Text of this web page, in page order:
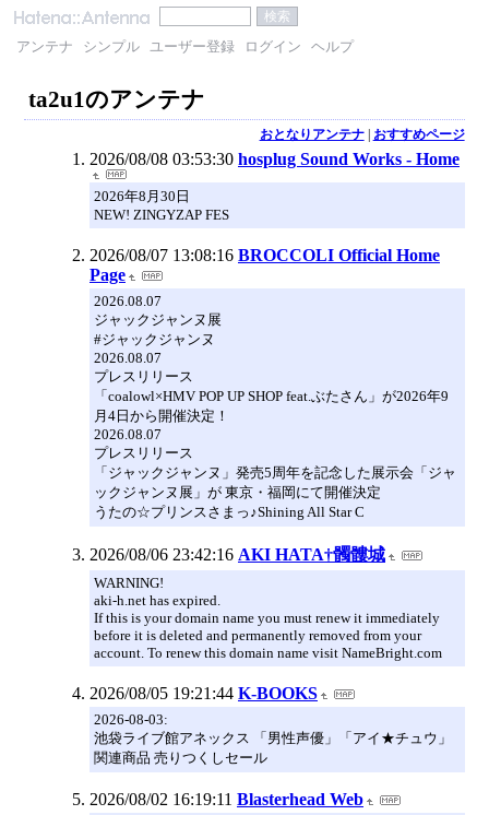
アンテナ シンプル ユーザー登録 ログイン ヘルプ
ta2u1のアンテナ
おとなりアンテナ| おすすめページ
2026/08/08 03:53:30 hosplug Sound Works - Home
2026年8月30日
NEW! ZINGYZAP FES
2026/08/07 13:08:16 BROCCOLI Official Home
Page
2026.08.07
ジャックジャンヌ展
#ジャックジャンヌ
2026.08.07
プレスリリース
「coalowl×HMV POP UP SHOP feat.ぶたさん」が2026年9
月4日から開催決定！
2026.08.07
プレスリリース
「ジャックジャンヌ」発売5周年を記念した展示会「ジャ
ックジャンヌ展」が 東京・福岡にて開催決定
うたの☆プリンスさまっ♪Shining All Star C
2026/08/06 23:42:16 AKI HATA†髑髏城
WARNING!
aki-h.net has expired.
If this is your domain name you must renew it immediately
before it is deleted and permanently removed from your
account. To renew this domain name visit NameBright.com
2026/08/05 19:21:44 K-BOOKS
2026-08-03:
池袋ライブ館アネックス 「男性声優」「アイ★チュウ」
関連商品 売りつくしセール
2026/08/02 16:19:11 Blasterhead Web